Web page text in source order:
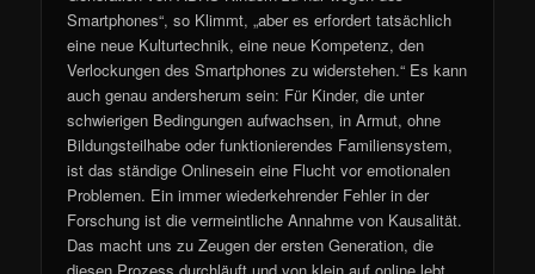
Smartphones“, so Klimmt, „aber es erfordert tatsächlich
eine neue Kulturtechnik, eine neue Kompetenz, den
Verlockungen des Smartphones zu widerstehen.“ Es kann
auch genau andersherum sein: Für Kinder, die unter
schwierigen Bedingungen aufwachsen, in Armut, ohne
Bildungsteilhabe oder funktionierendes Familiensystem,
ist das ständige Onlinesein eine Flucht vor emotionalen
Problemen. Ein immer wiederkehrender Fehler in der
Forschung ist die vermeintliche Annahme von Kausalität.
Das macht uns zu Zeugen der ersten Generation, die